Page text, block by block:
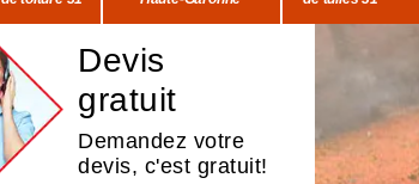
Devis
gratuit
Demandez votre
devis, c'est gratuit!